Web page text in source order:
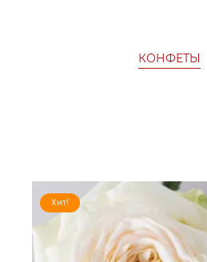
КОНФЕТЫ
Хит!